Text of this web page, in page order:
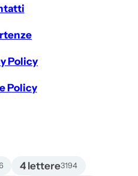
Policy
Policy
4 lettere3194